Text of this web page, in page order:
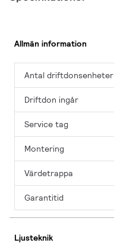
Allmän information
Antal driftdonsenheter
Driftdon ingår
Service tag
Montering
Värdetrappa
Garantitid
Ljusteknik